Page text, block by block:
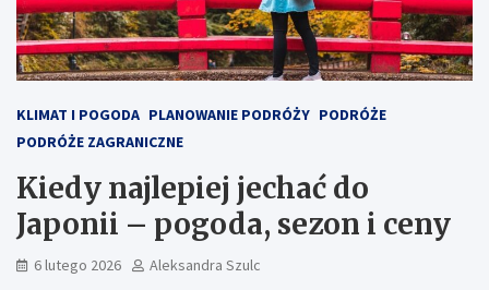
KLIMAT I POGODA PLANOWANIE PODRÓŻY PODRÓŻE
PODRÓŻE ZAGRANICZNE
Kiedy najlepiej jechać do
Japonii – pogoda, sezon i ceny
6 lutego 2026 Aleksandra Szulc